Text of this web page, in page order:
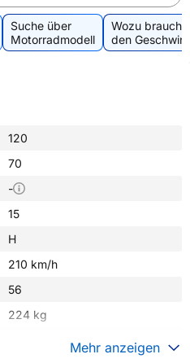
Suche über
Motorradmodell
Wozu
den
120
70
-
15
H
210 km/h
56
224 kg
Mehr anzeigen